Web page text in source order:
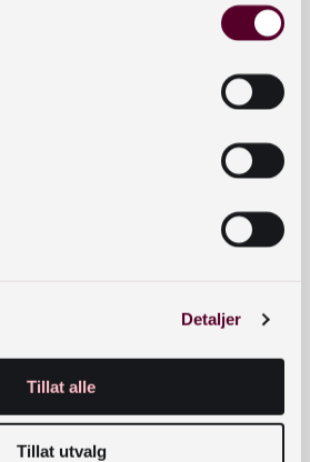
Detaljer
Tillat alle
Tillat utvalg
Wågan
ved Ingrid Bie Helgesen
videre, og det er et mål å
og formidlingstiltak.